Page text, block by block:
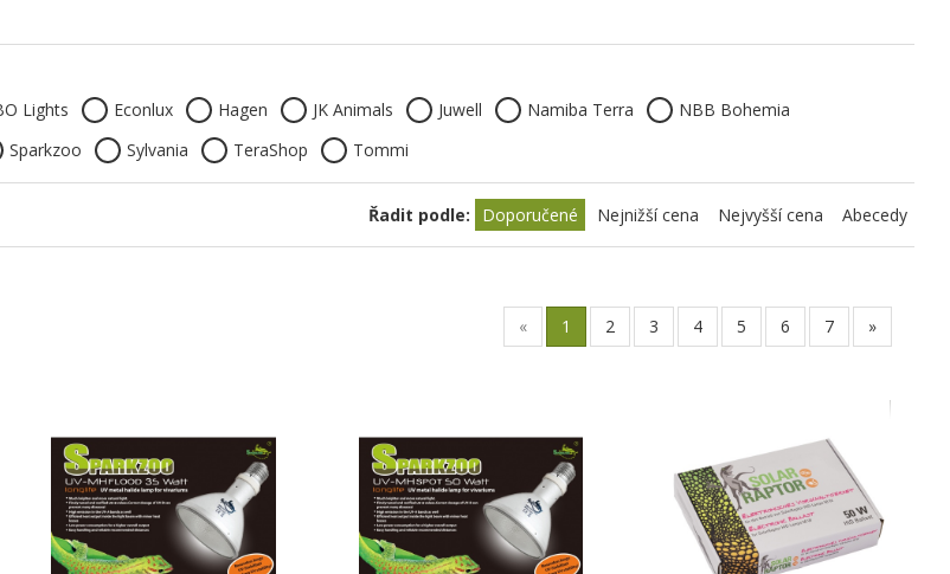
Lights Econlux Hagen JK Animals Juwell Namiba Terra
NBB Bohemia
Sparkzoo Sylvania TeraShop Tommi
Řadit podle: Doporučené Nejnižší cena Nejvyšší cena Abecedy
« 1 2 3 4 5 6 7 »